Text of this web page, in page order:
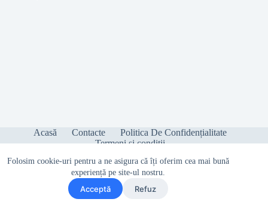
Folosim cookie-uri pentru a ne asigura că îți oferim cea mai bună
experiență pe site-ul nostru.
Acceptă Refuz
Acasă Contacte
Politica De Confidențialitate
Termeni și condiții